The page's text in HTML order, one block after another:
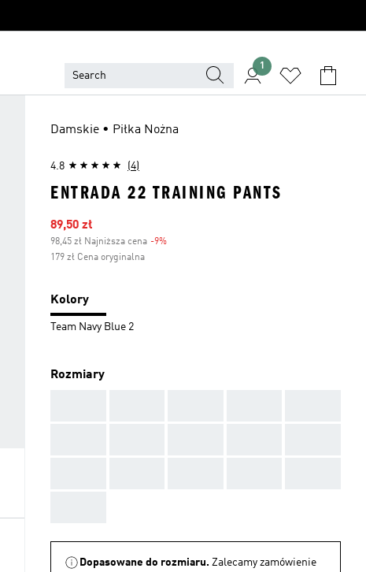
1
Damskie • Piłka Nożna
4.8 (4)
ENTRADA 22 TRAINING PANTS
Ceny na wyprzedaży
89,50 zł
98,45 zł Najniższa cena -9%
179 zł Cena oryginalna
Kolory
Team Navy Blue 2
Rozmiary
Dopasowane do rozmiaru. Zalecamy zamówienie